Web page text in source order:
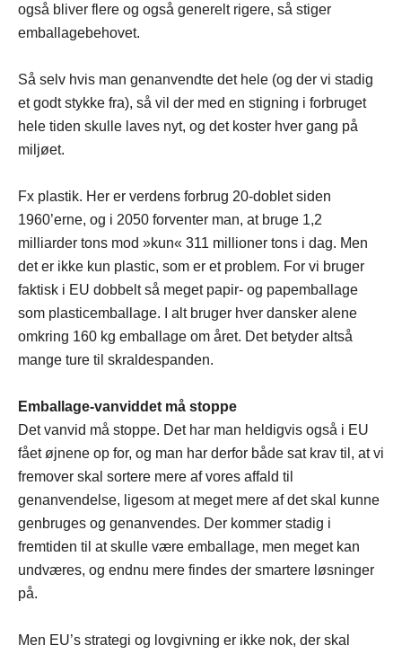
også bliver flere og også generelt rigere, så stiger
emballagebehovet.
Så selv hvis man genanvendte det hele (og der vi stadig
et godt stykke fra), så vil der med en stigning i forbruget
hele tiden skulle laves nyt, og det koster hver gang på
miljøet.
Fx plastik. Her er verdens forbrug 20-doblet siden
1960’erne, og i 2050 forventer man, at bruge 1,2
milliarder tons mod »kun« 311 millioner tons i dag. Men
det er ikke kun plastic, som er et problem. For vi bruger
faktisk i EU dobbelt så meget papir- og papemballage
som plasticemballage. I alt bruger hver dansker alene
omkring 160 kg emballage om året. Det betyder altså
mange ture til skraldespanden.
Emballage-vanviddet må stoppe
Det vanvid må stoppe. Det har man heldigvis også i EU
fået øjnene op for, og man har derfor både sat krav til, at vi
fremover skal sortere mere af vores affald til
genanvendelse, ligesom at meget mere af det skal kunne
genbruges og genanvendes. Der kommer stadig i
fremtiden til at skulle være emballage, men meget kan
undværes, og endnu mere findes der smartere løsninger
på.
Men EU’s strategi og lovgivning er ikke nok, der skal